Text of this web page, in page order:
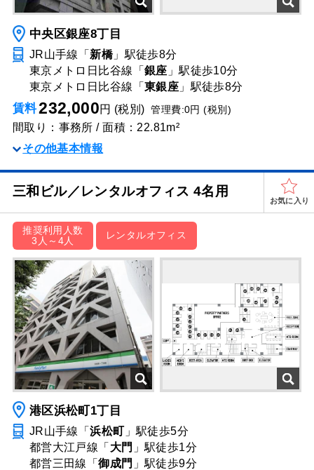
中央区銀座8丁目
JR山手線「 新橋」駅徒歩8分
東京メトロ日比谷線「 銀座 」駅徒歩10分
東京メトロ日比谷線「 東銀座 」駅徒歩8分
賃料232,000円 (税別)管理費:0円 (税別)
間取り：事務所 / 面積：22.81m²
その他基本情報
三和ビル／レンタルオフィス 4名用
お気に入り
推奨利用人数
3人～4人
レンタルオフィス
港区浜松町1丁目
JR山手線「浜松町 」駅徒歩5分
都営大江戸線「 大門 」駅徒歩1分
都営三田線「御成門 」駅徒歩9分